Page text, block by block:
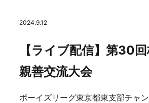
2024.9.12
【ライブ配信】第30
親善交流大会
ボーイズリーグ東京都東支部チャ